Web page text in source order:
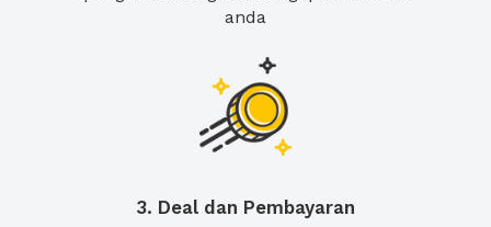
anda
3. Deal dan Pembayaran